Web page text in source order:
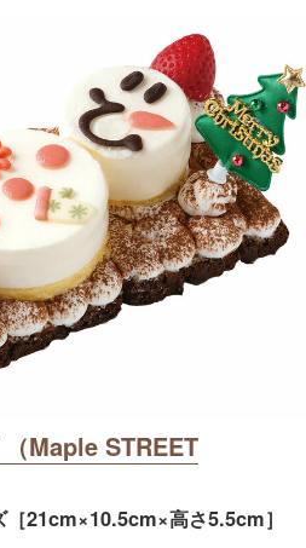
Maple STREET
21cm×10.5cm×高さ5.5cm］